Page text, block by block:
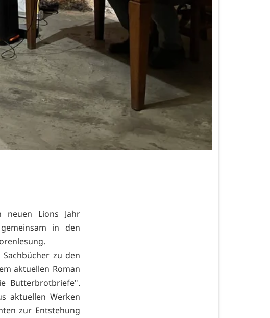
neuen Lions Jahr
in den
zu den
aktuellen Roman
Butterbrotbriefe".
aktuellen Werken
zur Entstehung